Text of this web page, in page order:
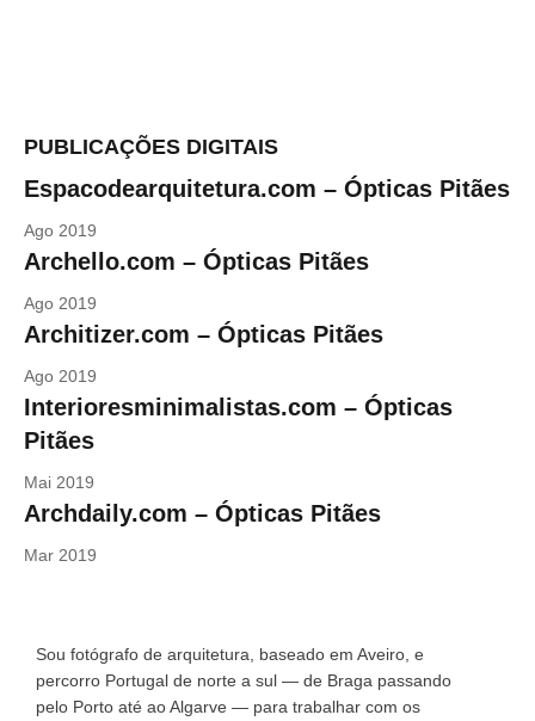
PUBLICAÇÕES DIGITAIS
Espacodearquitetura.com – Ópticas Pitães
Ago 2019
Archello.com – Ópticas Pitães
Ago 2019
Architizer.com – Ópticas Pitães
Ago 2019
Interioresminimalistas.com – Ópticas
Pitães
Mai 2019
Archdaily.com – Ópticas Pitães
Mar 2019
Sou fotógrafo de arquitetura, baseado em Aveiro, e
percorro Portugal de norte a sul — de Braga passando
pelo Porto até ao Algarve — para trabalhar com os